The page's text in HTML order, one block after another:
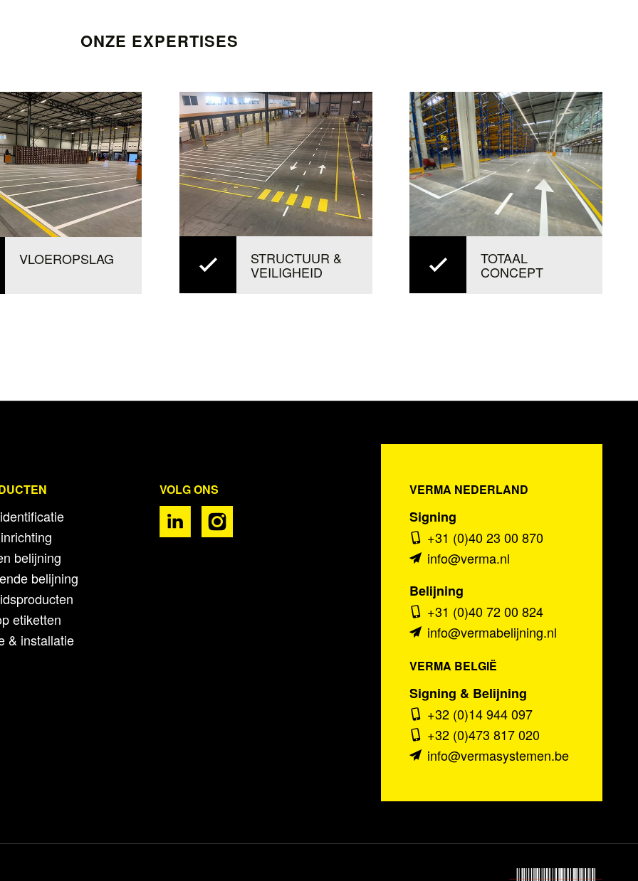
ONZE EXPERTISES
VLOEROPSLAG STRUCTUUR &
VEILIGHEID
TOTAAL
CONCEPT
belijning
belijning
etiketten
& installatie
VOLG ONS VERMA NEDERLAND
Signing
+31 (0)40 23 00 870
info@verma.nl
Belijning
+31 (0)40 72 00 824
info@vermabelijning.nl
VERMA BELGIË
Signing & Belijning
+32 (0)14 944 097
+32 (0)473 817 020
info@vermasystemen.be